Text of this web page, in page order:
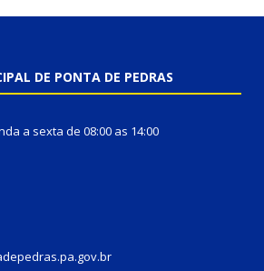
DE PONTA DE PEDRAS
a sexta de 08:00 as 14:00